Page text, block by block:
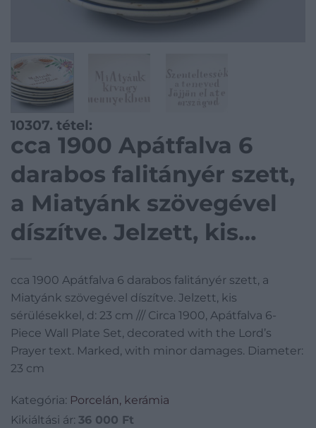
10307. tétel:
cca 1900 Apátfalva 6
darabos falitányér szett,
a Miatyánk szövegével
díszítve. Jelzett, kis
Circa 1900, Apátfalva 6-
Piece Wall Plate Set,
decorated with the
Lord’s Prayer text.
Marked, with minor
cca 1900 Apátfalva 6 darabos falitányér szett, a
Miatyánk szövegével díszítve. Jelzett, kis
sérülésekkel, d: 23 cm /// Circa 1900, Apátfalva 6-
Piece Wall Plate Set, decorated with the Lord’s
Prayer text. Marked, with minor damages. Diameter:
23 cm
Kategória: Porcelán, kerámia
Kikiáltási ár: 36 000 Ft